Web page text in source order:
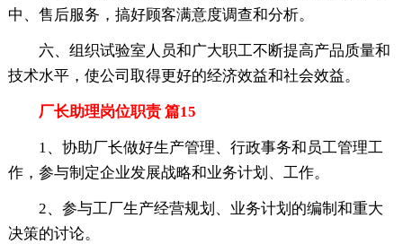
中、售后服务，搞好顾客满意度调查和分析。
六、组织试验室人员和广大职工不断提高产品质量和
技术水平，使公司取得更好的经济效益和社会效益。
厂长助理岗位职责 篇15
1、协助厂长做好生产管理、行政事务和员工管理工
作，参与制定企业发展战略和业务计划、工作。
2、参与工厂生产经营规划、业务计划的编制和重大
决策的讨论。